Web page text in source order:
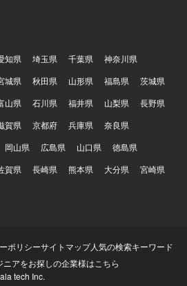
知県 埼玉県 千葉県
神奈川県
城県 秋田県 山形県 福島県
茨城県
山県 石川県 福井県 山梨県
長野県
賀県 京都府 兵庫県
奈良県
岡山県 広島県 山口県
徳島県
賀県 長崎県 熊本県 大分県
宮崎県
ポリシーサイトマップ人気の検索キーワード
ニアをお探しの企業様はこちら
tech Inc.